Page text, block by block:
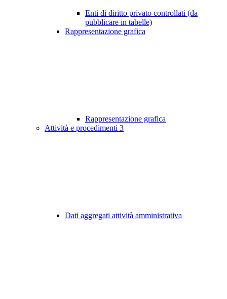
Enti di diritto privato controllati (da
pubblicare in tabelle)
Rappresentazione grafica
Rappresentazione grafica
Attività e procedimenti 3
Dati aggregati attività amministrativa